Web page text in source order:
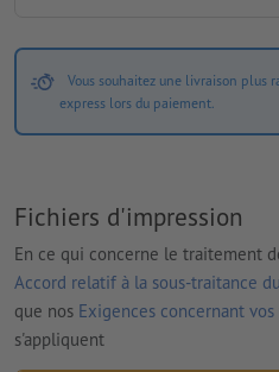
Vous souhaitez une livraison plus
express lors du paiement.
Fichiers d'impression
En ce qui concerne le traitement
Accord relatif à la sous-traitance
que nos Exigences concernant
s'appliquent